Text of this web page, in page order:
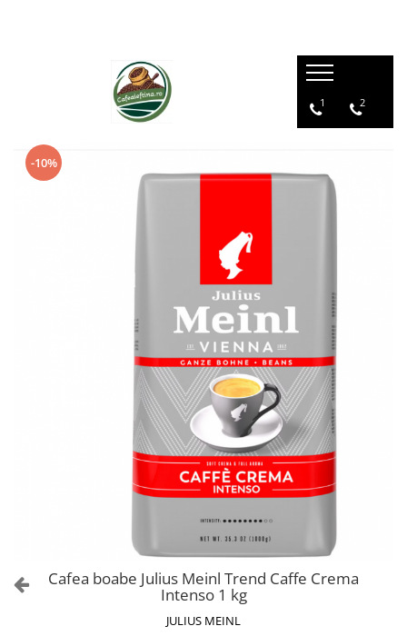
1 2
-10%
Cafea boabe Julius Meinl Trend Caffe Crema
Intenso 1 kg
JULIUS MEINL